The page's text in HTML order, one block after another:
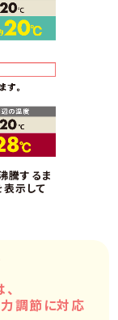
するま
示して
調節に対応